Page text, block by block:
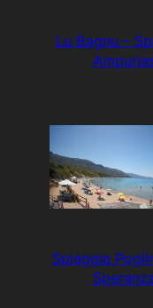
Lu Bagnu –
Spiaggia